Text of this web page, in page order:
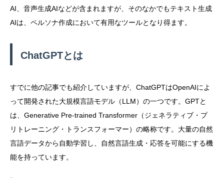
AI、音声生成AIなどが含まれますが、そのなかでもテキスト生成
AIは、ペルソナ作成において有用なツールとなり得ます。
ChatGPTとは
すでに他の記事でも紹介していますが、ChatGPTはOpenAIによ
って開発された大規模言語モデル（LLM）の一つです。GPTと
は、Generative Pre-trained Transformer（ジェネラティブ・プ
リトレーニング・トランスフォーマー）の略称です。大量の自然
言語データから自動学習し、自然言語生成・応答を可能にする機
能を持っています。